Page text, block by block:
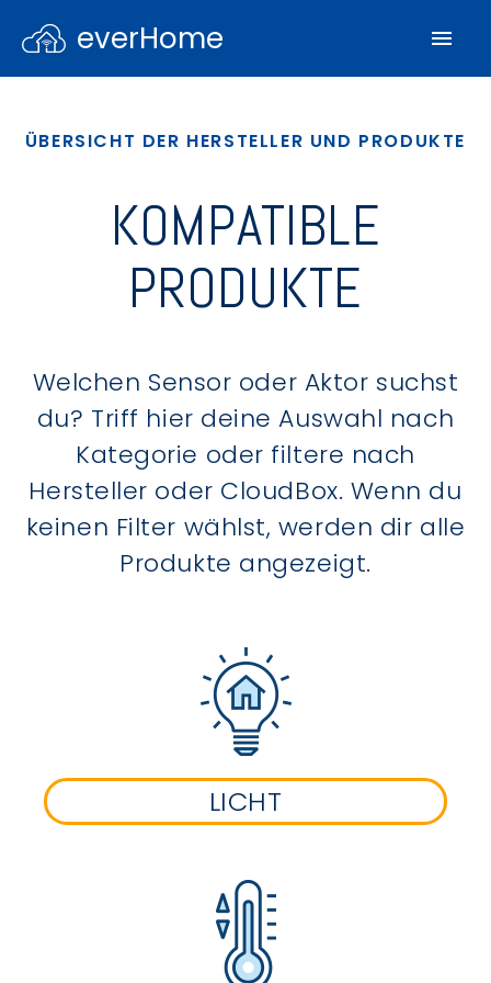
everHome
ÜBERSICHT DER HERSTELLER UND PRODUKTE
KOMPATIBLE
PRODUKTE
Welchen Sensor oder Aktor suchst
du? Triff hier deine Auswahl nach
Kategorie oder filtere nach
Hersteller oder CloudBox. Wenn du
keinen Filter wählst, werden dir alle
Produkte angezeigt.
LICHT